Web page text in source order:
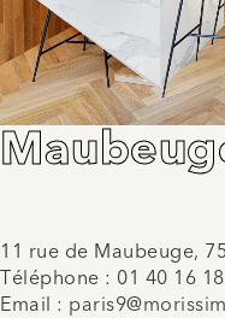
11 rue de Maubeuge,
Téléphone : 01 40 16
Email :